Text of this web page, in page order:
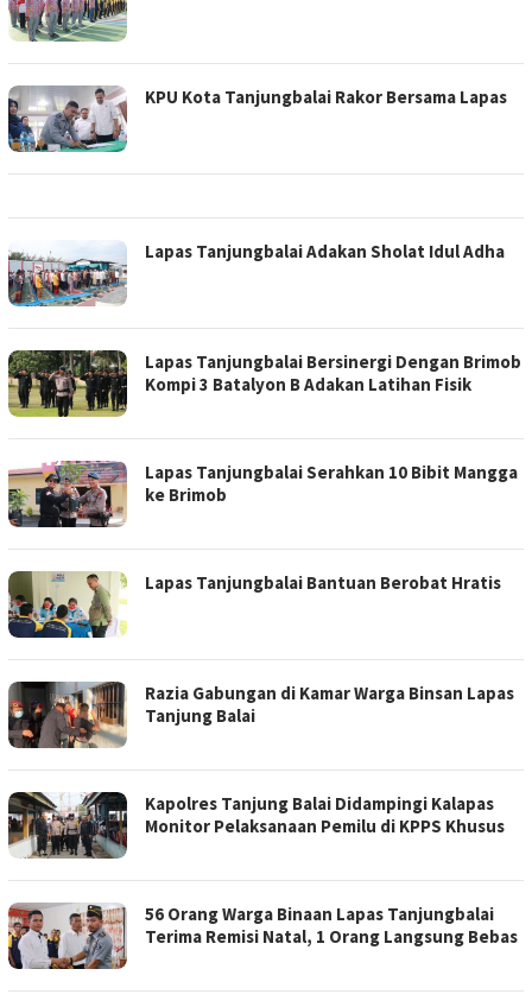
KPU Kota Tanjungbalai Rakor Bersama Lapas
Lapas Tanjungbalai Adakan Sholat Idul Adha
Lapas Tanjungbalai Bersinergi Dengan Brimob
Kompi 3 Batalyon B Adakan Latihan Fisik
Lapas Tanjungbalai Serahkan 10 Bibit Mangga
ke Brimob
Lapas Tanjungbalai Bantuan Berobat Hratis
Razia Gabungan di Kamar Warga Binsan Lapas
Tanjung Balai
Kapolres Tanjung Balai Didampingi Kalapas
Monitor Pelaksanaan Pemilu di KPPS Khusus
56 Orang Warga Binaan Lapas Tanjungbalai
Terima Remisi Natal, 1 Orang Langsung Bebas